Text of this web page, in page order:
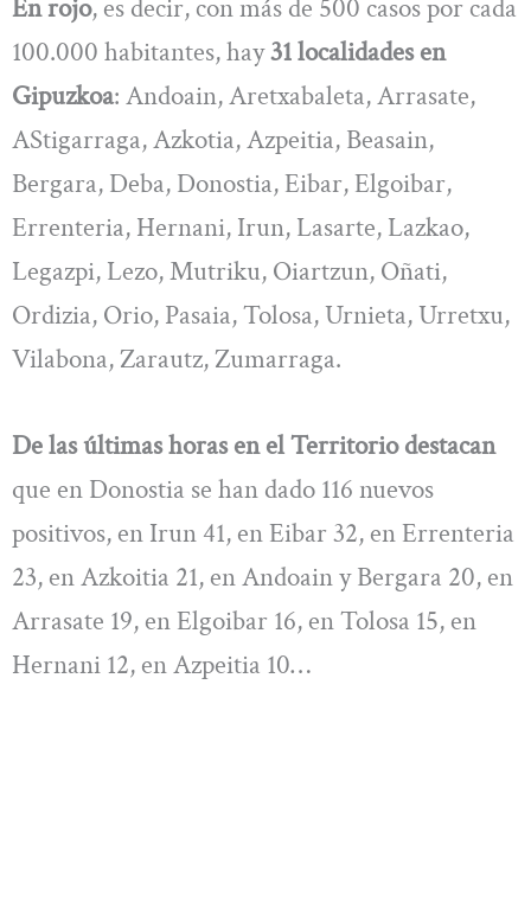
En rojo, es decir, con más de 500 casos por cada
100.000 habitantes, hay31 localidades en
Gipuzkoa: Andoain, Aretxabaleta, Arrasate,
AStigarraga, Azkotia, Azpeitia, Beasain,
Bergara, Deba, Donostia, Eibar, Elgoibar,
Errenteria, Hernani, Irun, Lasarte, Lazkao,
Legazpi, Lezo, Mutriku, Oiartzun, Oñati,
Ordizia, Orio, Pasaia, Tolosa, Urnieta, Urretxu,
Vilabona, Zarautz, Zumarraga.
De las últimas horas en el Territorio destacan
que en Donostia se han dado 116 nuevos
positivos, en Irun 41, en Eibar 32, en Errenteria
23, en Azkoitia 21, en Andoain y Bergara 20, en
Arrasate 19, en Elgoibar 16, en Tolosa 15, en
Hernani 12, en Azpeitia 10…